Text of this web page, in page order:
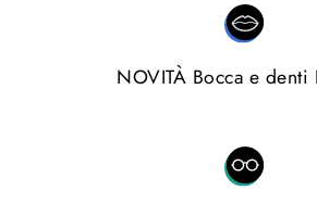
NOVITÀ Bocca e denti